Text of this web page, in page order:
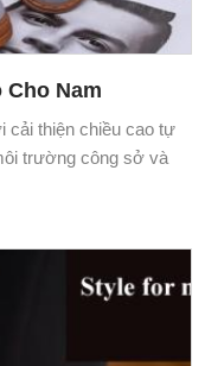
Cho Nam
cải thiện chiều cao tự
trường công sở và